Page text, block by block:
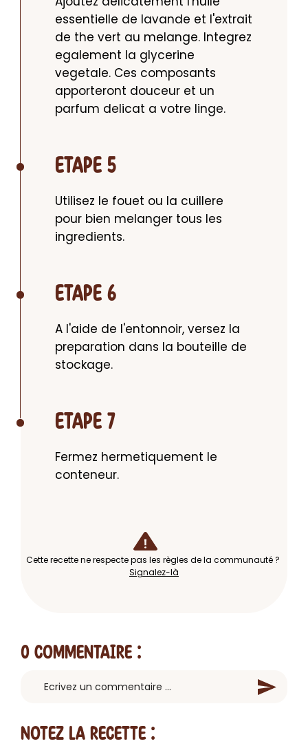
essentielle de lavande et l'extrait
de the vert au melange. Integrez
egalement la glycerine
vegetale. Ces composants
apporteront douceur et un
parfum delicat a votre linge.
ETAPE 5
Utilisez le fouet ou la cuillere
pour bien melanger tous les
ingredients.
ETAPE 6
A l'aide de l'entonnoir, versez la
preparation dans la bouteille de
stockage.
ETAPE 7
Fermez hermetiquement le
conteneur.
Cette recette ne respecte pas les règles de la communauté ?
Signalez-là
0 Commentaire :
Notez la recette :